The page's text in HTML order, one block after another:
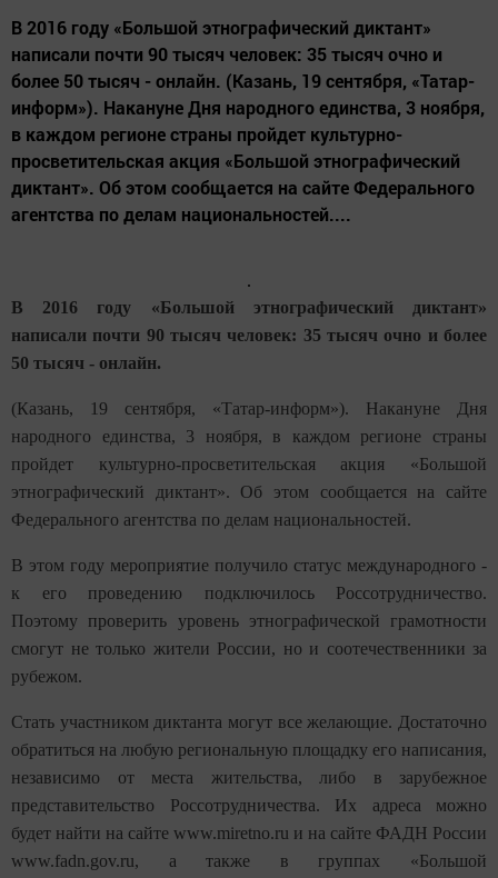
В 2016 году «Большой этнографический диктант»
написали почти 90 тысяч человек: 35 тысяч очно и
более 50 тысяч - онлайн. (Казань, 19 сентября, «Татар-
информ»). Накануне Дня народного единства, 3 ноября,
в каждом регионе страны пройдет культурно-
просветительская акция «Большой этнографический
диктант». Об этом сообщается на сайте Федерального
агентства по делам национальностей....
В 2016 году «Большой этнографический диктант»
написали почти 90 тысяч человек: 35 тысяч очно и более
50 тысяч - онлайн.
(Казань, 19 сентября, «Татар-информ»). Накануне Дня
народного единства, 3 ноября, в каждом регионе страны
пройдет культурно-просветительская акция «Большой
этнографический диктант». Об этом сообщается на сайте
Федерального агентства по делам национальностей.
В этом году мероприятие получило статус международного -
к его проведению подключилось Россотрудничество.
Поэтому проверить уровень этнографической грамотности
смогут не только жители России, но и соотечественники за
рубежом.
Стать участником диктанта могут все желающие. Достаточно
обратиться на любую региональную площадку его написания,
независимо от места жительства, либо в зарубежное
представительство Россотрудничества. Их адреса можно
будет найти на сайте www.miretno.ru и на сайте ФАДН России
www.fadn.gov.ru, а также в группах «Большой